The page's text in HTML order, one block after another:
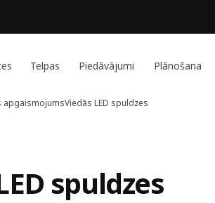
Telpas Piedāvājumi Plānošana
apgaismojumsViedās LED spuldzes
spuldzes